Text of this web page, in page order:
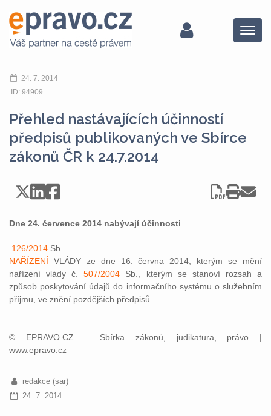
Menu
24. 7. 2014
ID: 94909
Přehled nastávajících účinností
předpisů publikovaných ve Sbírce
zákonů ČR k 24.7.2014
Dne 24. července 2014 nabývají účinnosti
126/2014 Sb.
NAŘÍZENÍ VLÁDY ze dne 16. června 2014, kterým se mění
nařízení vlády č.507/2004 Sb., kterým se stanoví rozsah a
způsob poskytování údajů do informačního systému o služebním
příjmu, ve znění pozdějších předpisů
© EPRAVO.CZ – Sbírka zákonů, judikatura, právo |
www.epravo.cz
redakce (sar)
24. 7. 2014